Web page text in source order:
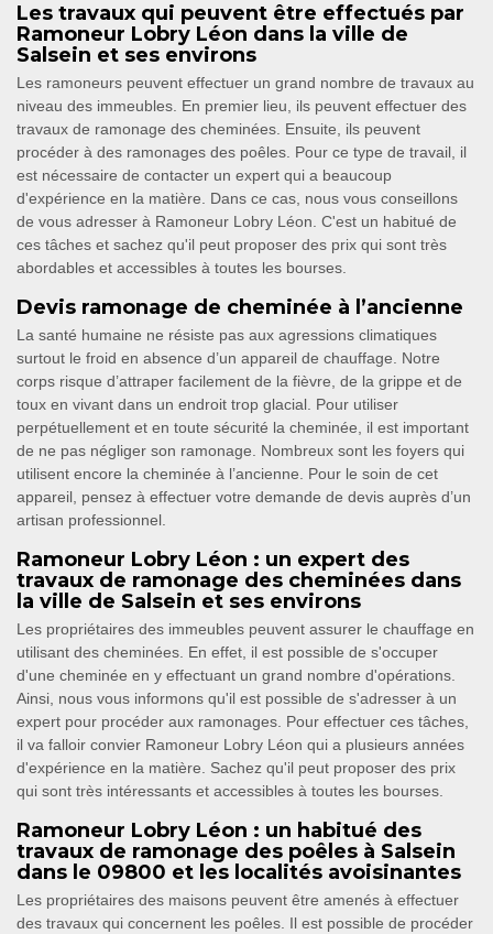
Les travaux qui peuvent être effectués par
Ramoneur Lobry Léon dans la ville de
Salsein et ses environs
Les ramoneurs peuvent effectuer un grand nombre de travaux au
niveau des immeubles. En premier lieu, ils peuvent effectuer des
travaux de ramonage des cheminées. Ensuite, ils peuvent
procéder à des ramonages des poêles. Pour ce type de travail, il
est nécessaire de contacter un expert qui a beaucoup
d'expérience en la matière. Dans ce cas, nous vous conseillons
de vous adresser à Ramoneur Lobry Léon. C'est un habitué de
ces tâches et sachez qu'il peut proposer des prix qui sont très
abordables et accessibles à toutes les bourses.
Devis ramonage de cheminée à l’ancienne
La santé humaine ne résiste pas aux agressions climatiques
surtout le froid en absence d’un appareil de chauffage. Notre
corps risque d’attraper facilement de la fièvre, de la grippe et de
toux en vivant dans un endroit trop glacial. Pour utiliser
perpétuellement et en toute sécurité la cheminée, il est important
de ne pas négliger son ramonage. Nombreux sont les foyers qui
utilisent encore la cheminée à l’ancienne. Pour le soin de cet
appareil, pensez à effectuer votre demande de devis auprès d’un
artisan professionnel.
Ramoneur Lobry Léon : un expert des
travaux de ramonage des cheminées dans
la ville de Salsein et ses environs
Les propriétaires des immeubles peuvent assurer le chauffage en
utilisant des cheminées. En effet, il est possible de s'occuper
d'une cheminée en y effectuant un grand nombre d'opérations.
Ainsi, nous vous informons qu'il est possible de s'adresser à un
expert pour procéder aux ramonages. Pour effectuer ces tâches,
il va falloir convier Ramoneur Lobry Léon qui a plusieurs années
d'expérience en la matière. Sachez qu'il peut proposer des prix
qui sont très intéressants et accessibles à toutes les bourses.
Ramoneur Lobry Léon : un habitué des
travaux de ramonage des poêles à Salsein
dans le 09800 et les localités avoisinantes
Les propriétaires des maisons peuvent être amenés à effectuer
des travaux qui concernent les poêles. Il est possible de procéder